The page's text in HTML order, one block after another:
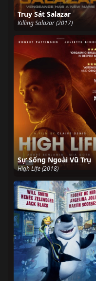
Truy Sát Salazar
Killing Salazar (2017)
Sự Sống Ngoài Vũ Trụ
High Life (2018)